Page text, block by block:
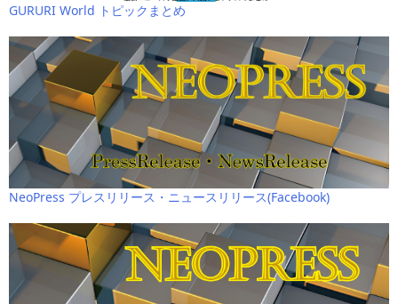
GURURI World トピックまとめ
NeoPress プレスリリース・ニュースリリース(Facebook)